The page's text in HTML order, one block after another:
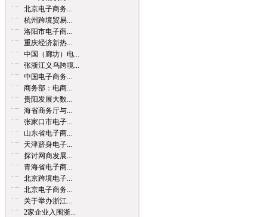
北京电子商务...
杭州跨境贸易...
洛阳市电子商...
重庆经济新热...
中国（廊坊）电...
张浙江义乌跨境...
中国电子商务...
商务部：电商...
贵阳发展大数...
海省商务厅与...
张家口市电子...
山东省电子商...
天津跻身电子...
探讨网商发展...
青海省电子商...
北京跨境电子...
北京电子商务...
关于举办浙江...
2家企业入围浙...